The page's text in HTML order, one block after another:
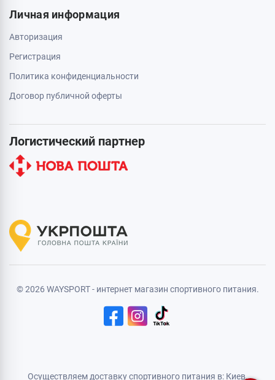
Личная информация
Авторизация
Регистрация
Политика конфиденциальности
Договор публичной оферты
Логистический партнер
© 2026 WAYSPORT - интернет магазин спортивного питания.
Осуществляем доставку спортивного питания в: Киев,